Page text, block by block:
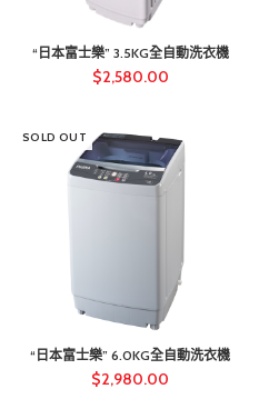
“日本富士樂” 3.5KG全自動洗衣機
$2,580.00
SOLD OUT
“日本富士樂” 6.0KG全自動洗衣機
$2,980.00